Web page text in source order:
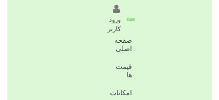
ورود
کاربر
صفحه
اصلی
قیمت
ها
امکانات